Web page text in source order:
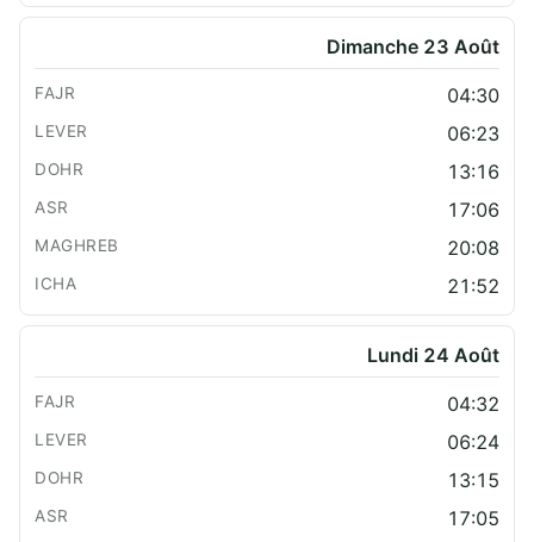
Dimanche 23 Août
04:30
06:23
13:16
17:06
20:08
21:52
Lundi 24 Août
04:32
06:24
13:15
17:05